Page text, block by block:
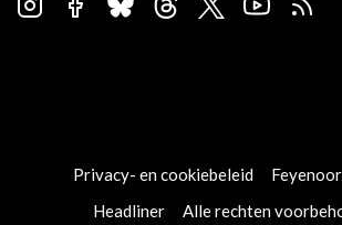
Privacy- en cookiebeleid
Headliner
Alle rechten